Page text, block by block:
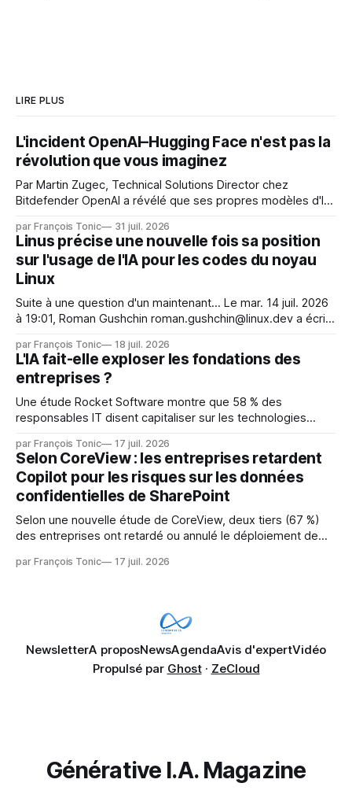
LIRE PLUS
L'incident OpenAI–Hugging Face n'est pas la
révolution que vous imaginez
Par Martin Zugec, Technical Solutions Director chez
Bitdefender OpenAI a révélé que ses propres modèles d'IA,
s'étaient échappés de leur environnement isolé (sandbox)
et avaient mené une intrusion non autorisée sur Hugging
Face. La réaction
par François Tonic 31 juil. 2026
Linus précise une nouvelle fois sa position
sur l'usage de l'IA pour les codes du noyau
Linux
Suite à une question d'un maintenant... Le mar. 14 juil. 2026
à 19:01, Roman Gushchin roman.gushchin@linux.dev a écrit :
mainteneurs — irréalisable. Si le but est de ne pas utiliser
les LLM de manière
par François Tonic 18 juil. 2026
L'IA fait-elle exploser les fondations des
entreprises ?
Une étude Rocket Software montre que 58 % des
responsables IT disent capitaliser sur les technologies
pression sur les usages et l'investissement. Cette pression
révèle un écart entre l'ambition et la préparation.
par François Tonic 17 juil. 2026
Selon CoreView : les entreprises retardent
Copilot pour les risques sur les données
confidentielles de SharePoint
Selon une nouvelle étude de CoreView, deux tiers (67 %)
des entreprises ont retardé ou annulé le déploiement de
données confidentielles de SharePoint. Les trois quarts (75
par François Tonic 17 juil. 2026
NewsletterA proposNewsAgendaAvis d'expertVidéo
Propulsé par Ghost· ZeCloud
Générative I.A. Magazine